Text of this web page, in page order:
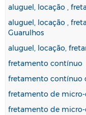
aluguel, locação ,
aluguel, locação ,
Guarulhos
aluguel, locação,
fretamento contínuo
fretamento contínuo
fretamento de
fretamento de